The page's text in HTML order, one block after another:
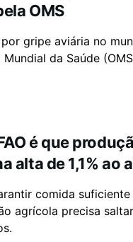
OMS
gripe aviária no
da Saúde
é que
alta de 1,1% ao
comida
agrícola precisa